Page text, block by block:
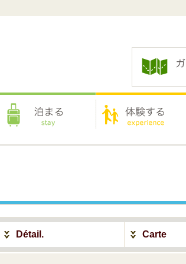
Détail. Carte